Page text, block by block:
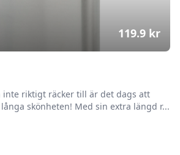
inte riktigt räcker till är det dags att
skönheten! Med sin extra längd r...
119.9 kr